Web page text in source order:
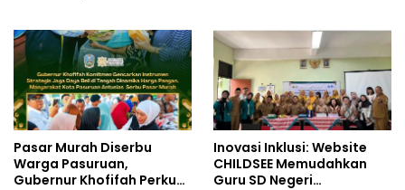
Pasar Murah Diserbu
Warga Pasuruan,
Gubernur Khofifah Perkuat
Inovasi Inklusi: Website
CHILDSEE Memudahkan
Guru SD Negeri